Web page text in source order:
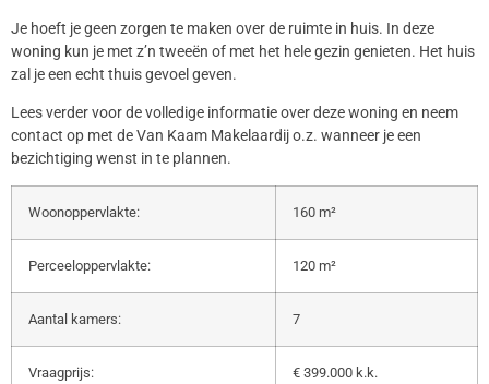
Je hoeft je geen zorgen te maken over de ruimte in huis. In deze
woning kun je met z’n tweeën of met het hele gezin genieten. Het huis
zal je een echt thuis gevoel geven.
Lees verder voor de volledige informatie over deze woning en neem
contact op met de Van Kaam Makelaardij o.z. wanneer je een
bezichtiging wenst in te plannen.
Woonoppervlakte: 160 m²
Perceeloppervlakte: 120 m²
Aantal kamers: 7
Vraagprijs: € 399.000 k.k.